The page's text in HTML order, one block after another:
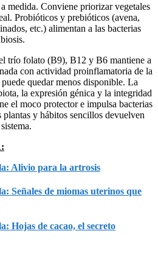
medida. Conviene priorizar vegetales
Probióticos y prebióticos (avena,
etc.) alimentan a las bacterias
trío folato (B9), B12 y B6 mantiene a
con actividad proinflamatoria de la
quedar menos disponible. La
la expresión génica y la integridad
el moco protector e impulsa bacterias
plantas y hábitos sencillos devuelven
Alivio para la artrosis
Señales de miomas uterinos que
Hojas de cacao, el secreto